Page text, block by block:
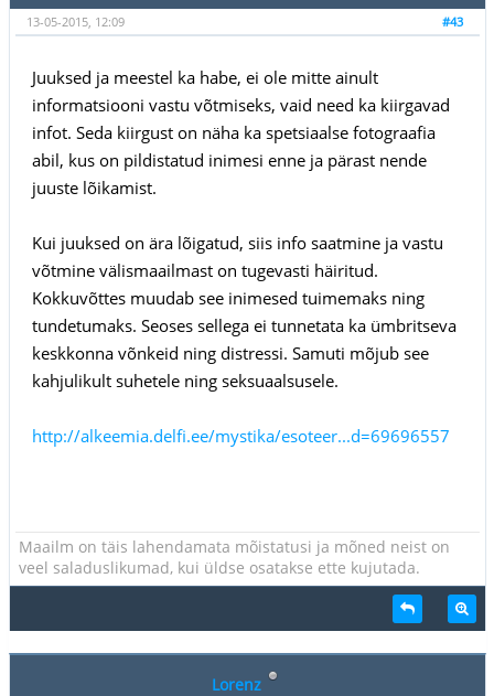
#43
13-05-2015, 12:09
Juuksed ja meestel ka habe, ei ole mitte ainult
informatsiooni vastu võtmiseks, vaid need ka kiirgavad
infot. Seda kiirgust on näha ka spetsiaalse fotograafia
abil, kus on pildistatud inimesi enne ja pärast nende
juuste lõikamist.
Kui juuksed on ära lõigatud, siis info saatmine ja vastu
võtmine välismaailmast on tugevasti häiritud.
Kokkuvõttes muudab see inimesed tuimemaks ning
tundetumaks. Seoses sellega ei tunnetata ka ümbritseva
keskkonna võnkeid ning distressi. Samuti mõjub see
kahjulikult suhetele ning seksuaalsusele.
http://alkeemia.delfi.ee/mystika/esoteer...d=69696557
Maailm on täis lahendamata mõistatusi ja mõned neist on
veel saladuslikumad, kui üldse osatakse ette kujutada.
Lorenz